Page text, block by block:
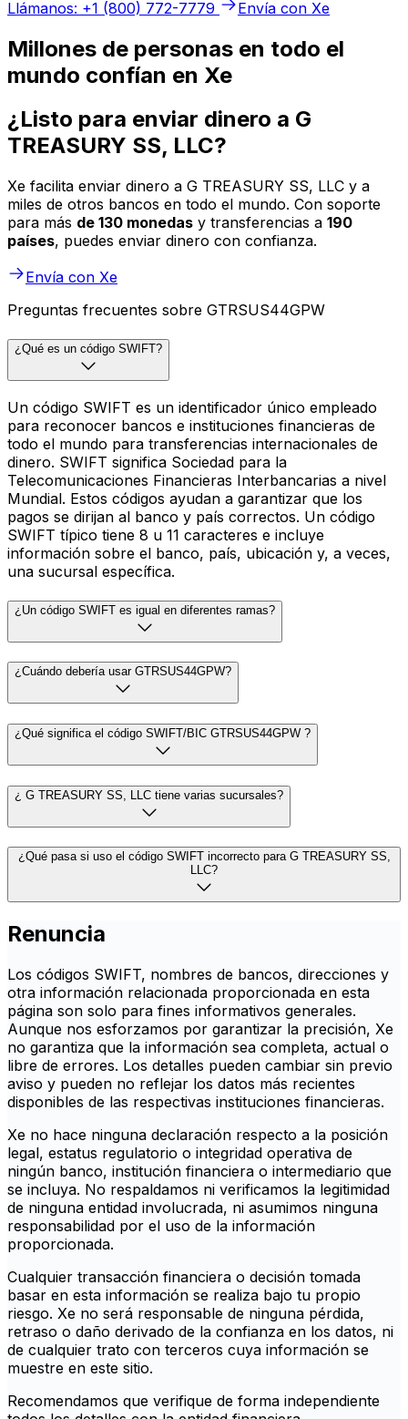
Llámanos: +1 (800) 772-7779
Envía con Xe
Millones de personas en todo el
mundo confían en Xe
¿Listo para enviar dinero a G
TREASURY SS, LLC?
Xe facilita enviar dinero a G TREASURY SS, LLC y a
miles de otros bancos en todo el mundo. Con soporte
para más de 130 monedas y transferencias a 190
países, puedes enviar dinero con confianza.
Envía con Xe
Preguntas frecuentes sobre GTRSUS44GPW
¿Qué es un código SWIFT?
Un código SWIFT es un identificador único empleado
para reconocer bancos e instituciones financieras de
todo el mundo para transferencias internacionales de
dinero. SWIFT significa Sociedad para la
Telecomunicaciones Financieras Interbancarias a nivel
Mundial. Estos códigos ayudan a garantizar que los
pagos se dirijan al banco y país correctos. Un código
SWIFT típico tiene 8 u 11 caracteres e incluye
información sobre el banco, país, ubicación y, a veces,
una sucursal específica.
¿Un código SWIFT es igual en diferentes ramas?
¿Cuándo debería usar GTRSUS44GPW?
¿Qué significa el código SWIFT/BIC GTRSUS44GPW ?
¿ G TREASURY SS, LLC tiene varias sucursales?
¿Qué pasa si uso el código SWIFT incorrecto para G TREASURY SS,
LLC?
Renuncia
Los códigos SWIFT, nombres de bancos, direcciones y
otra información relacionada proporcionada en esta
página son solo para fines informativos generales.
Aunque nos esforzamos por garantizar la precisión, Xe
no garantiza que la información sea completa, actual o
libre de errores. Los detalles pueden cambiar sin previo
aviso y pueden no reflejar los datos más recientes
disponibles de las respectivas instituciones financieras.
Xe no hace ninguna declaración respecto a la posición
legal, estatus regulatorio o integridad operativa de
ningún banco, institución financiera o intermediario que
se incluya. No respaldamos ni verificamos la legitimidad
de ninguna entidad involucrada, ni asumimos ninguna
responsabilidad por el uso de la información
proporcionada.
Cualquier transacción financiera o decisión tomada
basar en esta información se realiza bajo tu propio
riesgo. Xe no será responsable de ninguna pérdida,
retraso o daño derivado de la confianza en los datos, ni
de cualquier trato con terceros cuya información se
muestre en este sitio.
Recomendamos que verifique de forma independiente